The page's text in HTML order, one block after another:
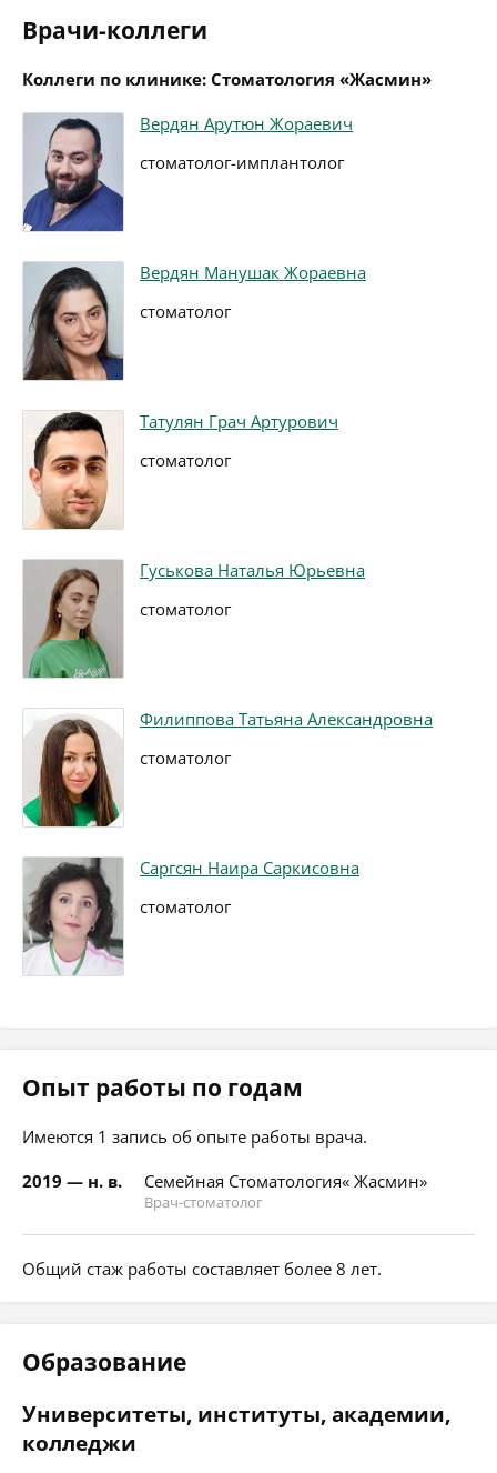
Врачи-коллеги
Коллеги по клинике: Стоматология «Жасмин»
Вердян Арутюн Жораевич
стоматолог-имплантолог
Вердян Манушак Жораевна
стоматолог
Татулян Грач Артурович
стоматолог
Гуськова Наталья Юрьевна
стоматолог
Филиппова Татьяна Александровна
стоматолог
Саргсян Наира Саркисовна
стоматолог
Опыт работы по годам
Имеются 1 запись об опыте работы врача.
2019 — н. в.
Семейная Стоматология« Жасмин»
Врач-стоматолог
Общий стаж работы составляет более 8 лет.
Образование
Университеты, институты, академии,
колледжи